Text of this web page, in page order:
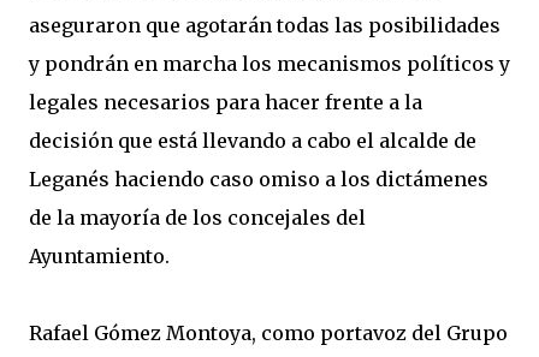
aseguraron que agotarán todas las posibilidades
y pondrán en marcha los mecanismos políticos y
legales necesarios para hacer frente a la
decisión que está llevando a cabo el alcalde de
Leganés haciendo caso omiso a los dictámenes
de la mayoría de los concejales del
Ayuntamiento.
Rafael Gómez Montoya, como portavoz del Grupo